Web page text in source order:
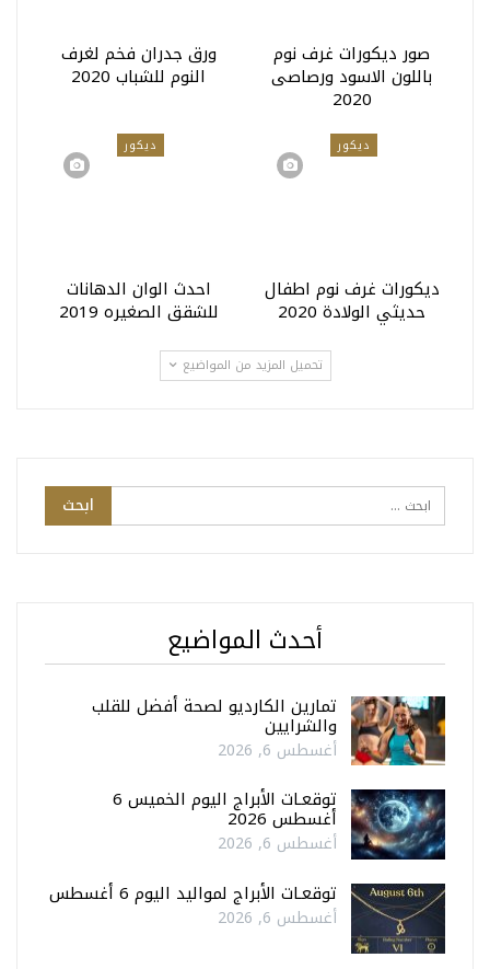
صور ديكورات غرف نوم
باللون الاسود ورصاصى
2020
ورق جدران فخم لغرف
النوم للشباب 2020
ديكور
ديكورات غرف نوم اطفال
حديثي الولادة 2020
ديكور
احدث الوان الدهانات
للشقق الصغيره 2019
تحميل المزيد من المواضيع
أحدث المواضيع
تمارين الكارديو لصحة أفضل للقلب
والشرايين
أغسطس 6, 2026
توقعـات الأبراج اليوم الخميس 6
أغسطس 2026
أغسطس 6, 2026
توقعـات الأبراج لمواليد اليوم 6 أغسطس
أغسطس 6, 2026